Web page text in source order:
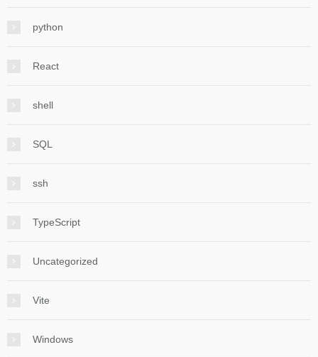
python
React
shell
SQL
ssh
TypeScript
Uncategorized
Vite
Windows